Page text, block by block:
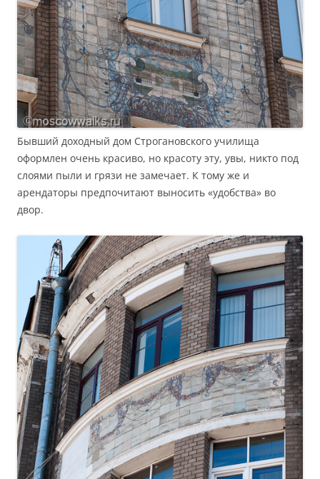
Бывший доходный дом Строгановского училища
оформлен очень красиво, но красоту эту, увы, никто под
слоями пыли и грязи не замечает. К тому же и
арендаторы предпочитают выносить «удобства» во
двор.